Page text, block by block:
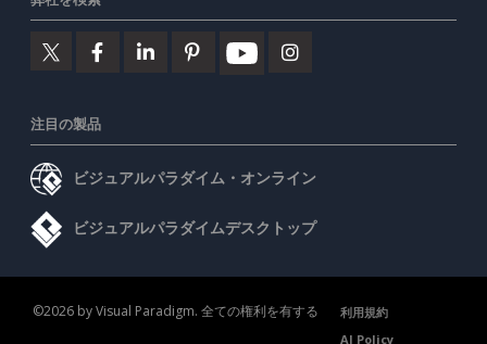
注目の製品
ビジュアルパラダイム・オンライン
ビジュアルパラダイムデスクトップ
©2026 by Visual Paradigm. 全ての権利を有する
利用規約
AI Policy